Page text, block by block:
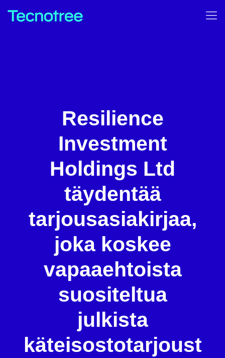
Resilience
Investment
Holdings Ltd
täydentää
tarjousasiakirjaa,
joka koskee
vapaaehtoista
suositeltua
julkista
käteisostotarjoust